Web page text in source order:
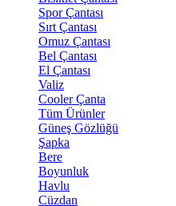
Spor Çantası
Sırt Çantası
Omuz Çantası
Bel Çantası
El Çantası
Valiz
Cooler Çanta
Tüm Ürünler
Güneş Gözlüğü
Şapka
Bere
Boyunluk
Havlu
Cüzdan